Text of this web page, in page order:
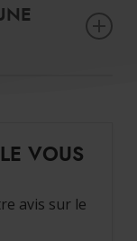
auprès de
VOUS
avis sur le